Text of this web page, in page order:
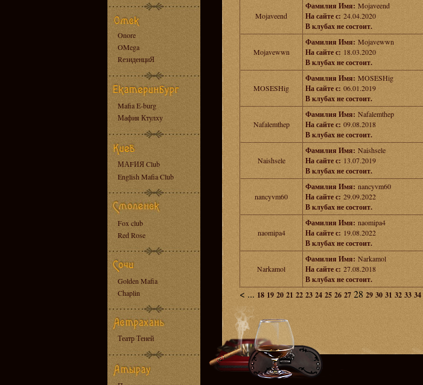
Onore
OMega
RезиденциЯ
Mafia E-burg
Мафия Ктулху
МАFИЯ Club
English Mafia Club
Fox club
Red Rose
Golden Mafia
Chaplin
Театр Теней
Mojaveend
Фамилия Имя: Mojaveend
На сайте с: 24.04.2020
В клубах не состоит.
Mojavewwn
Фамилия Имя: Mojavewwn
На сайте с: 18.03.2020
В клубах не состоит.
MOSESHig
Фамилия Имя: MOSESHig
На сайте с: 06.01.2019
В клубах не состоит.
Nafalemthep
Фамилия Имя: Nafalemthep
На сайте с: 09.08.2018
В клубах не состоит.
Naishsele
Фамилия Имя: Naishsele
На сайте с: 13.07.2019
В клубах не состоит.
nancyvm60
Фамилия Имя: nancyvm60
На сайте с: 29.09.2022
В клубах не состоит.
naomipa4
Фамилия Имя: naomipa4
На сайте с: 19.08.2022
В клубах не состоит.
Narkamol
Фамилия Имя: Narkamol
На сайте с: 27.08.2018
В клубах не состоит.
< ...18 19 20 21 22 23 24 25 26 27 28 29 30 31 32 33 34